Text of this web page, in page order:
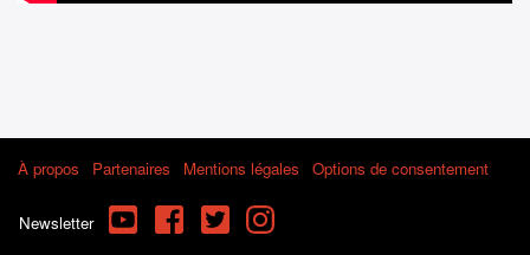
À propos Partenaires Mentions légales Options de consentement
Newsletter YouTube FacebookTwitterInstagram